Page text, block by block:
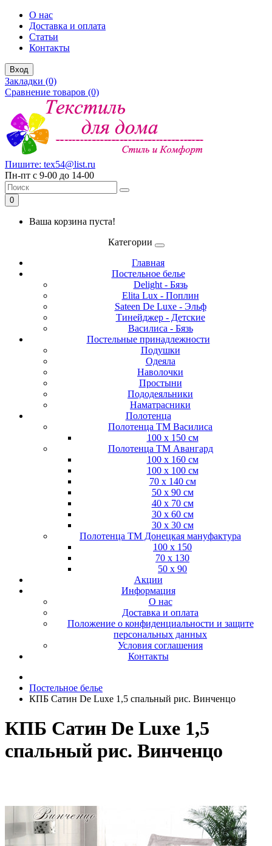
О нас
Доставка и оплата
Статьи
Контакты
Вход
Закладки (0)
Сравнение товаров (0)
Пишите: tex54@list.ru
Пн-пт с 9-00 до 14-00
0
Ваша корзина пуста!
Категории
Главная
Постельное белье
Delight - Бязь
Elita Lux - Поплин
Sateen De Luxe - Эльф
Тинейджер - Детские
Василиса - Бязь
Постельные принадлежности
Подушки
Одеяла
Наволочки
Простыни
Пододеяльники
Наматрасники
Полотенца
Полотенца ТМ Василиса
100 х 150 см
Полотенца ТМ Авангард
100 х 160 см
100 х 100 см
70 х 140 см
50 х 90 см
40 х 70 см
30 х 60 см
30 х 30 см
Полотенца ТМ Донецкая мануфактура
100 х 150
70 х 130
50 х 90
Акции
Информация
О нас
Доставка и оплата
Положение о конфиденциальности и защите
персональных данных
Условия соглашения
Контакты
Постельное белье
КПБ Сатин De Luxe 1,5 спальный рис. Винченцо
КПБ Сатин De Luxe 1,5
спальный рис. Винченцо